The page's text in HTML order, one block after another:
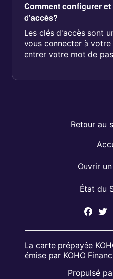
Comment configurer
d'accès?
Les clés d'accès sont
vous connecter à votre
entrer votre mot de
Retour au
Ouvrir
État du
La carte prépayée
émise par KOHO
Propulsé